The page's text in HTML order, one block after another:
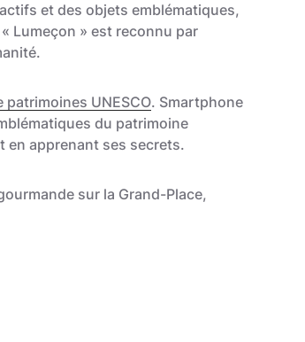
et des objets emblématiques,
Lumeçon » est reconnu par
patrimoines UNESCO. Smartphone
du patrimoine
en apprenant ses secrets.
sur la Grand-Place,